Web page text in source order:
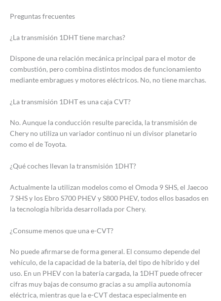
Preguntas frecuentes
¿La transmisión 1DHT tiene marchas?
Dispone de una relación mecánica principal para el motor de
combustión, pero combina distintos modos de funcionamiento
mediante embragues y motores eléctricos. No, no tiene marchas.
¿La transmisión 1DHT es una caja CVT?
No. Aunque la conducción resulte parecida, la transmisión de
Chery no utiliza un variador continuo ni un divisor planetario
como el de Toyota.
¿Qué coches llevan la transmisión 1DHT?
Actualmente la utilizan modelos como el Omoda 9 SHS, el Jaecoo
7 SHS y los Ebro S700 PHEV y S800 PHEV, todos ellos basados en
la tecnología híbrida desarrollada por Chery.
¿Consume menos que una e-CVT?
No puede afirmarse de forma general. El consumo depende del
vehículo, de la capacidad de la batería, del tipo de híbrido y del
uso. En un PHEV con la batería cargada, la 1DHT puede ofrecer
cifras muy bajas de consumo gracias a su amplia autonomía
eléctrica, mientras que la e-CVT destaca especialmente en